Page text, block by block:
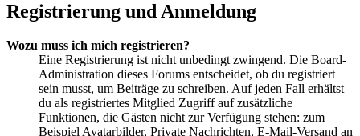
Registrierung und Anmeldung
Wozu muss ich mich registrieren?
Eine Registrierung ist nicht unbedingt zwingend. Die Board-
Administration dieses Forums entscheidet, ob du registriert
sein musst, um Beiträge zu schreiben. Auf jeden Fall erhältst
du als registriertes Mitglied Zugriff auf zusätzliche
Funktionen, die Gästen nicht zur Verfügung stehen: zum
Beispiel Avatarbilder, Private Nachrichten, E-Mail-Versand an